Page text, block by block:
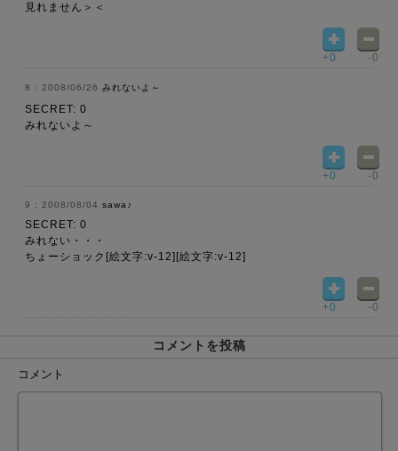
見れません＞＜
+0 -0
2008/06/26 みれないよ～
SECRET: 0
みれないよ～
+0 -0
2008/08/04 sawa♪
SECRET: 0
みれない・・・
ちょーショック[絵文字:v-12][絵文字:v-12]
+0 -0
コメントを投稿
コメント